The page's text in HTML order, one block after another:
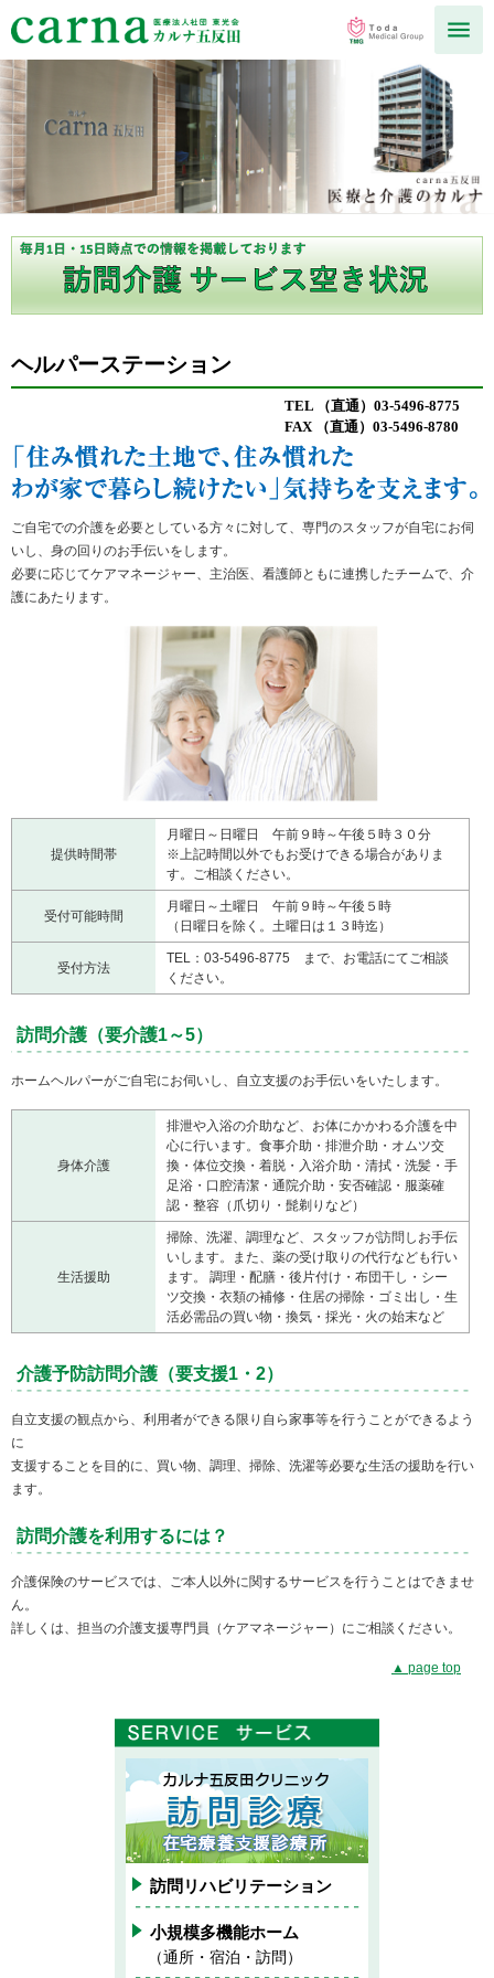
ヘルパーステーション
TEL （直通）03-5496-8775
FAX （直通）03-5496-8780
ご自宅での介護を必要としている方々に対して、専門のスタッフが自宅にお伺
いし、身の回りのお手伝いをします。
必要に応じてケアマネージャー、主治医、看護師ともに連携したチームで、介
護にあたります。
提供時間帯
月曜日～日曜日 午前９時～午後５時３０分
※上記時間以外でもお受けできる場合がありま
す。ご相談ください。
受付可能時間
月曜日～土曜日 午前９時～午後５時
（日曜日を除く。土曜日は１３時迄）
受付方法
TEL：03-5496-8775 まで、お電話にてご相談
ください。
訪問介護（要介護1～5）
ホームヘルパーがご自宅にお伺いし、自立支援のお手伝いをいたします。
身体介護
排泄や入浴の介助など、お体にかかわる介護を中
心に行います。食事介助・排泄介助・オムツ交
換・体位交換・着脱・入浴介助・清拭・洗髪・手
足浴・口腔清潔・通院介助・安否確認・服薬確
認・整容（爪切り・髭剃りなど）
生活援助
掃除、洗濯、調理など、スタッフが訪問しお手伝
いします。また、薬の受け取りの代行なども行い
ます。 調理・配膳・後片付け・布団干し・シー
ツ交換・衣類の補修・住居の掃除・ゴミ出し・生
活必需品の買い物・換気・採光・火の始末など
介護予防訪問介護（要支援1・2）
自立支援の観点から、利用者ができる限り自ら家事等を行うことができるよう
に
支援することを目的に、買い物、調理、掃除、洗濯等必要な生活の援助を行い
ます。
訪問介護を利用するには？
介護保険のサービスでは、ご本人以外に関するサービスを行うことはできませ
ん。
詳しくは、担当の介護支援専門員（ケアマネージャー）にご相談ください。
▲ page top
訪問リハビリテーション
小規模多機能ホーム
（通所・宿泊・訪問）